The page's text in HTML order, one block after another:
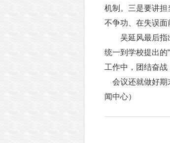
机制。三是要讲
不争功、在失误面
吴延风最后指出
统一到学校提出的
工作中，团结奋战
会议还就做好期
闻中心）